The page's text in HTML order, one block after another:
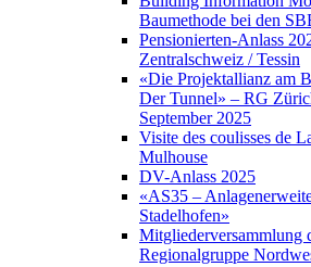
Baumethode bei den
Pensionierten-Anlass
Zentralschweiz / Tessin
«Die Projektallianz am
Der Tunnel» – RG
September 2025
Visite des coulisses de
Mulhouse
DV-Anlass 2025
«AS35 –
Stadelhofen»
Regionalgruppe